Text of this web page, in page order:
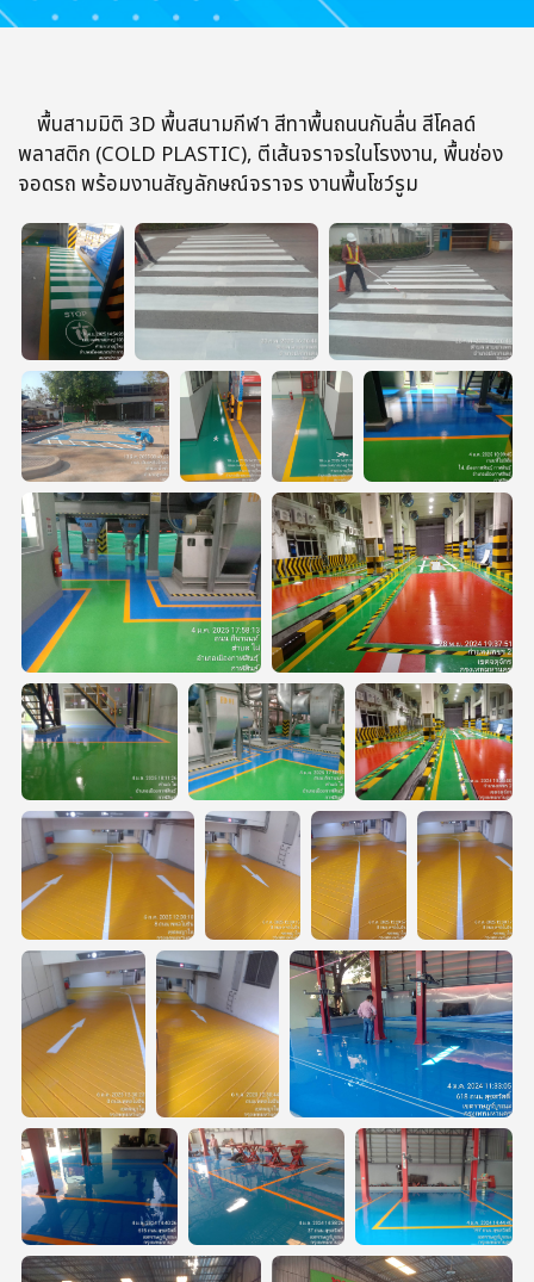
พื้นสามมิติ 3D พื้นสนามกีฬา สีทาพื้นถนนกันลื่น สีโคลด์
พลาสติก (COLD PLASTIC), ตีเส้นจราจรในโรงงาน, พื้นช่อง
จอดรถ พร้อมงานสัญลักษณ์จราจร งานพื้นโชว์รูม